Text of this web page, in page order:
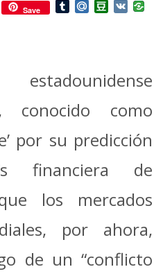
YahooSave TumblrMail.RuDouban
VK
conocido como
por su predicción
financiera de
los mercados
por ahora,
de un “conflicto